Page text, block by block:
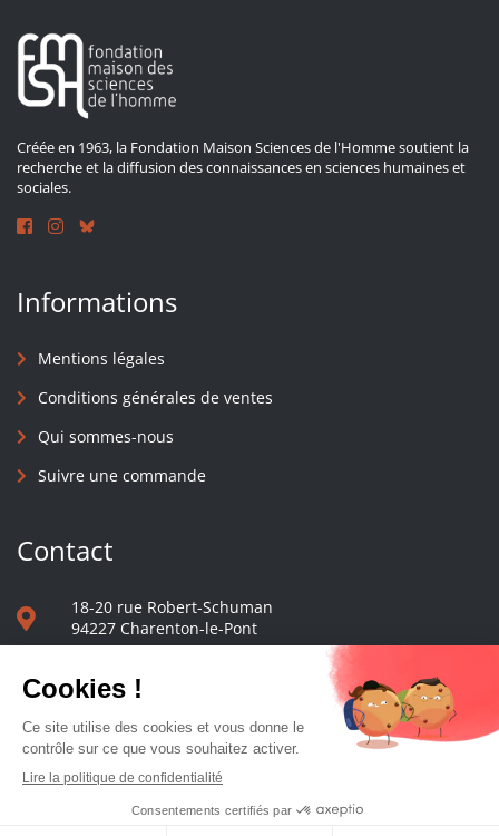
Créée en 1963, la Fondation Maison Sciences de l'Homme soutient la
recherche et la diffusion des connaissances en sciences humaines et
sociales.
Informations
Mentions légales
Conditions générales de ventes
Qui sommes-nous
Suivre une commande
Contact
18-20 rue Robert-Schuman
94227 Charenton-le-Pont